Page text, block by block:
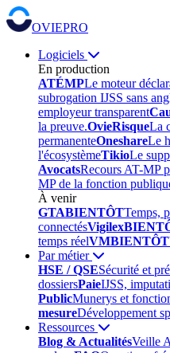
OVIEPRO
Logiciels
En production
ATÉMPLe moteur
subrogation IJSS sans
employeur transparent
la preuve.OvieRisqueLa
permanenteOneshareLe
l'écosystèmeTikioLe
AvocatsRecours AT-MP
MP de la fonction
À venir
GTABIENTÔTTemps,
connectésVigilex
temps réelVMBIENTÔT
Par métier
HSE / QSESécurité et
dossiersPaieIJSS,
PublicMunerys et
mesureDéveloppement
Ressources
Blog & ActualitésVeille